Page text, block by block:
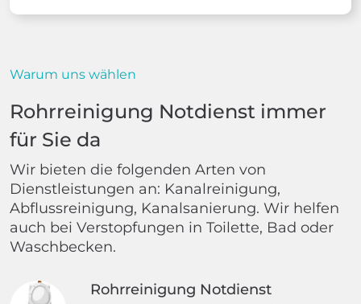
Warum uns wählen
Rohrreinigung Notdienst immer
für Sie da
Wir bieten die folgenden Arten von
Dienstleistungen an: Kanalreinigung,
Abflussreinigung, Kanalsanierung. Wir helfen
auch bei Verstopfungen in Toilette, Bad oder
Waschbecken.
Rohrreinigung Notdienst